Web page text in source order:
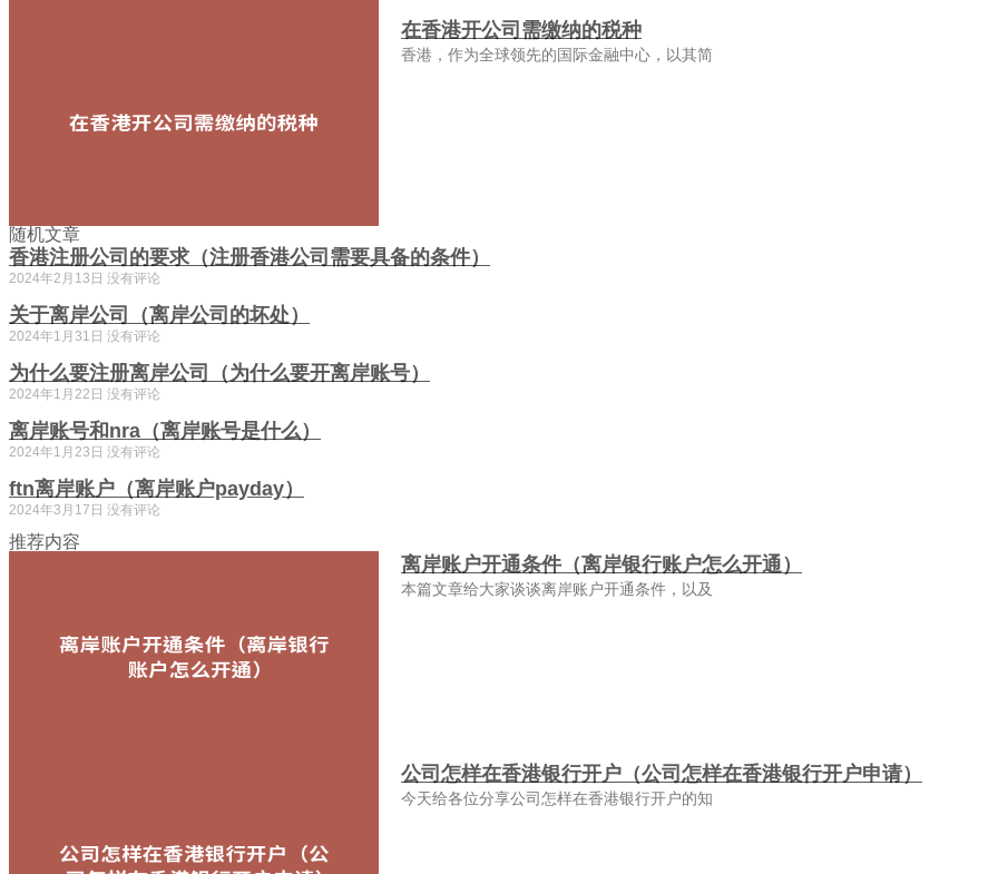
在香港开公司需缴纳的税种
香港，作为全球领先的国际金融中心，以其简
随机文章
香港注册公司的要求（注册香港公司需要具备的条件）
2024年2月13日 没有评论
关于离岸公司（离岸公司的坏处）
2024年1月31日 没有评论
为什么要注册离岸公司（为什么要开离岸账号）
2024年1月22日 没有评论
离岸账号和nra（离岸账号是什么）
2024年1月23日 没有评论
ftn离岸账户（离岸账户payday）
2024年3月17日 没有评论
推荐内容
离岸账户开通条件（离岸银行账户怎么开通）
本篇文章给大家谈谈离岸账户开通条件，以及
公司怎样在香港银行开户（公司怎样在香港银行开户申请）
今天给各位分享公司怎样在香港银行开户的知